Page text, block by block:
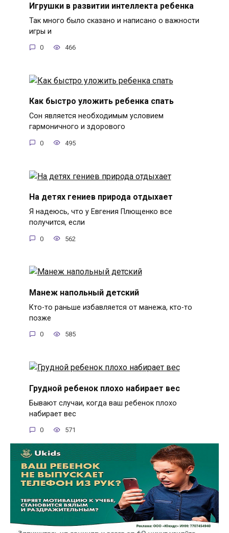
Игрушки в развитии интеллекта ребенка
Так много было сказано и написано о важности
игры и
0 466
Как быстро уложить ребенка спать
Сон является необходимым условием
гармоничного и здорового
0 495
На детях гениев природа отдыхает
Я надеюсь, что у Евгения Плющенко все
получится, если
0 562
Манеж напольный детский
Кто-то раньше избавляется от манежа, кто-то
позже
0 585
Грудной ребенок плохо набирает вес
Бывают случаи, когда ваш ребенок плохо
набирает вес
0 571